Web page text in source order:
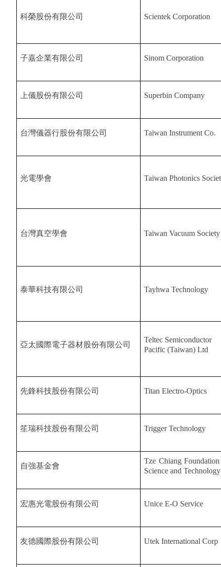
科榮股份有限公司 Scientek Corporation
子嘉企業有限公司 Sinom Corporation
上儀股份有限公司 Superbin Company
台灣儀器行股份有限公司 Taiwan Instrument Co.
光電學會 Taiwan Photonics
台灣真空學會 Taiwan Vacuum Society
泰華科技有限公司 Tayhwa Technology
亞太國際電子器材股份有限公司
Teltec Semiconductor
Pacific (Taiwan) Ltd
先鋒科技股份有限公司 Titan Electro-Optics
笙瑞科技股份有限公司 Trigger Technology
自強基金會
Tze Chiang
Science and Technology
宏惠光電股份有限公司 Unice E-O Service
友德國際股份有限公司 Utek International Corp